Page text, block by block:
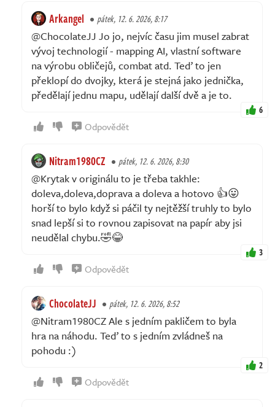
Arkangel pátek, 12. 6. 2026, 8:17
@ChocolateJJ Jo jo, nejvíc času jim musel zabrat
vývoj technologií - mapping AI, vlastní software
na výrobu obličejů, combat atd. Teď to jen
překlopí do dvojky, která je stejná jako jednička,
předělají jednu mapu, udělají další dvě a je to.
6
Odpovědět
Nitram1980CZ pátek, 12. 6. 2026, 8:30
@Krytak v originálu to je třeba takhle:
doleva,doleva,doprava a doleva a hotovo 👍😛
horší to bylo když si páčil ty nejtěžší truhly to bylo
snad lepší si to rovnou zapisovat na papír aby jsi
neudělal chybu.🤣😂
3
Odpovědět
ChocolateJJ pátek, 12. 6. 2026, 8:52
@Nitram1980CZ Ale s jedním pakličem to byla
hra na náhodu. Teď to s jedním zvládneš na
pohodu :)
2
Odpovědět